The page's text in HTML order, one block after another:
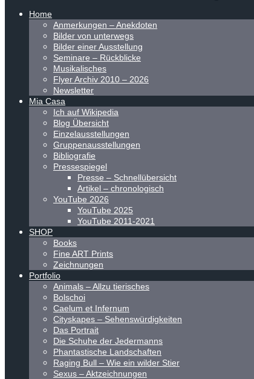
Home
Anmerkungen – Anekdoten
Bilder von unterwegs
Bilder einer Ausstellung
Seminare – Rückblicke
Musikalisches
Flyer Archiv 2010 – 2026
Newsletter
Mia Casa
Ich auf Wikipedia
Blog Übersicht
Einzelausstellungen
Gruppenausstellungen
Bibliografie
Pressespiegel
Presse – Schnellübersicht
Artikel – chronologisch
YouTube 2026
YouTube 2025
YouTube 2011-2021
SHOP
Books
Fine ART Prints
Zeichnungen
Portfolio
Animals – Allzu tierisches
Bolschoi
Caelum et Infernum
Cityskapes – Sehenswürdigkeiten
Das Portrait
Die Schuhe der Jedermanns
Phantastische Landschaften
Raging Bull – Wie ein wilder Stier
Sexus – Aktzeichnungen